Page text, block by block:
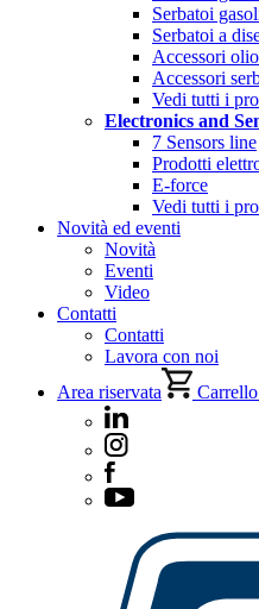
Serbatoi
Serbatoi a
Accessori
Accessori
Vedi tutti i
Electronics and
7 Sensors line
Prodotti
E-force
Vedi tutti i
Novità ed eventi
Novità
Eventi
Video
Contatti
Contatti
Lavora con noi
Area riservata
Carrello